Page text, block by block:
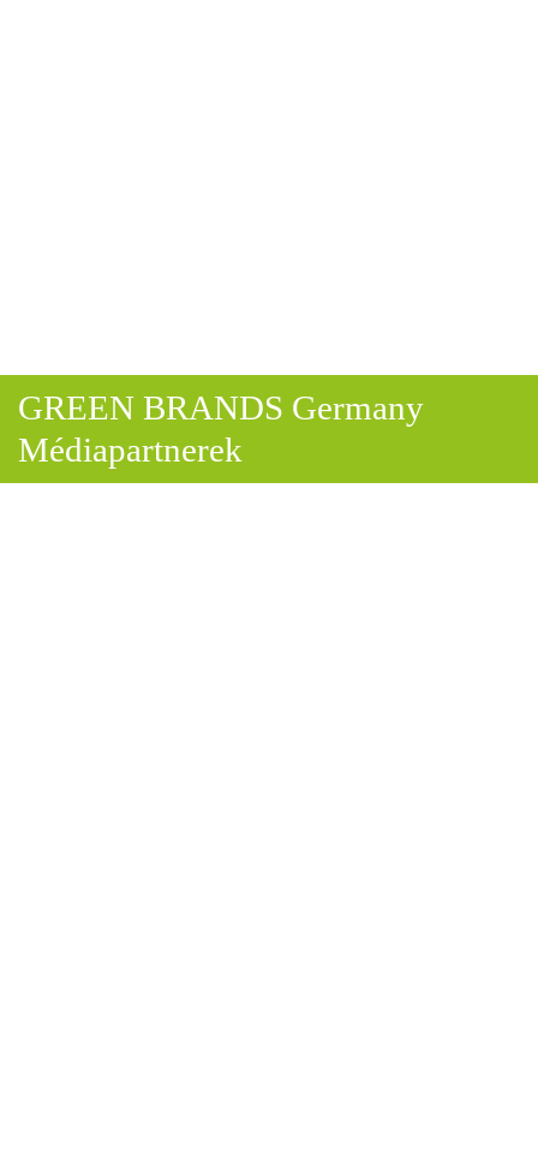
GREEN BRANDS Germany
Médiapartnerek